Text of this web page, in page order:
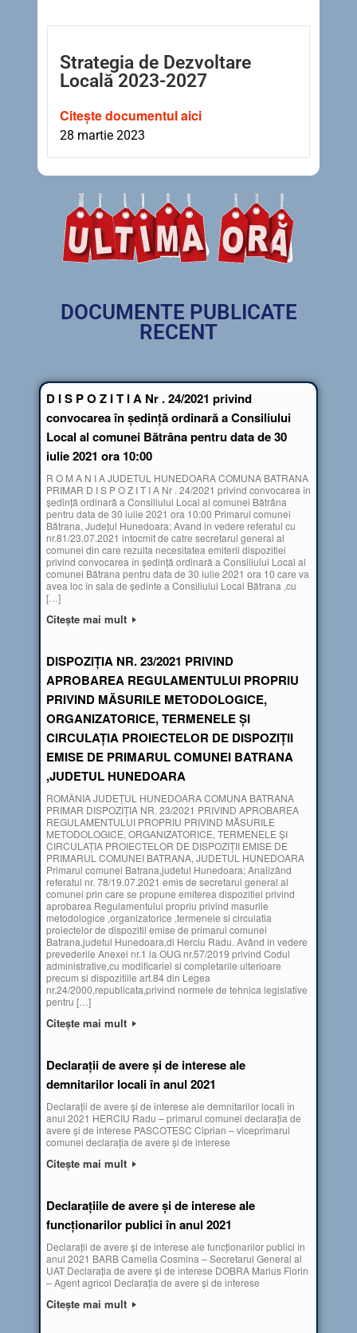
Strategia de Dezvoltare
Locală 2023-2027
Citește documentul aici
28 martie 2023
DOCUMENTE PUBLICATE
RECENT
D I S P O Z I T I A Nr . 24/2021 privind
convocarea în şedinţă ordinară a Consiliului
Local al comunei Bătrâna pentru data de 30
iulie 2021 ora 10:00
R O M A N I A JUDETUL HUNEDOARA COMUNA BATRANA
PRIMAR D I S P O Z I T I A Nr . 24/2021 privind convocarea în
şedinţă ordinară a Consiliului Local al comunei Bătrâna
pentru data de 30 iulie 2021 ora 10:00 Primarul comunei
Bătrana, Judeţul Hunedoara; Avand in vedere referatul cu
nr.81/23.07.2021 intocmit de catre secretarul general al
comunei din care rezulta necesitatea emiterii dispozitiei
privind convocarea în şedinţă ordinară a Consiliului Local al
comunei Bătrana pentru data de 30 iulie 2021 ora 10 care va
avea loc în sala de şedinte a Consiliului Local Bătrana ,cu
[…]
Citește mai mult
DISPOZIŢIA NR. 23/2021 PRIVIND
APROBAREA REGULAMENTULUI PROPRIU
PRIVIND MĂSURILE METODOLOGICE,
ORGANIZATORICE, TERMENELE ȘI
CIRCULAȚIA PROIECTELOR DE DISPOZIȚII
EMISE DE PRIMARUL COMUNEI BATRANA
,JUDETUL HUNEDOARA
ROMÂNIA JUDEŢUL HUNEDOARA COMUNA BATRANA
PRIMAR DISPOZIŢIA NR. 23/2021 PRIVIND APROBAREA
REGULAMENTULUI PROPRIU PRIVIND MĂSURILE
METODOLOGICE, ORGANIZATORICE, TERMENELE ȘI
CIRCULAȚIA PROIECTELOR DE DISPOZIȚII EMISE DE
PRIMARUL COMUNEI BATRANA, JUDETUL HUNEDOARA
Primarul comunei Batrana,judetul Hunedoara; Analizând
referatul nr. 78/19.07.2021 emis de secretarul general al
comunei prin care se propune emiterea dispozitiei privind
aprobarea Regulamentului propriu privind masurile
metodologice ,organizatorice ,termenele si circulatia
proiectelor de dispozitii emise de primarul comunei
Batrana,judetul Hunedoara,dl Herciu Radu. Având în vedere
prevederile Anexei nr.1 la OUG nr.57/2019 privind Codul
administrative,cu modificariel si completarile ulterioare
precum si dispozitiile art.84 din Legea
nr.24/2000,republicata,privind normele de tehnica legislative
pentru […]
Citește mai mult
Declarații de avere și de interese ale
demnitarilor locali în anul 2021
Declarații de avere și de interese ale demnitarilor locali în
anul 2021 HERCIU Radu – primarul comunei declarația de
avere și de interese PASCOTESC Ciprian – viceprimarul
comunei declarația de avere și de interese
Citește mai mult
Declarațiile de avere și de interese ale
funcționarilor publici în anul 2021
Declarații de avere și de interese ale funcționarilor publici în
anul 2021 BARB Camelia Cosmina – Secretarul General al
UAT Declarația de avere și de interese DOBRA Marius Florin
– Agent agricol Declarația de avere și de interese
Citește mai mult